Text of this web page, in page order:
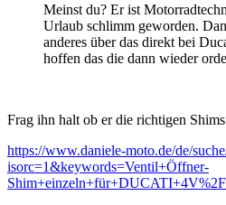
Meinst du? Er ist
Urlaub schlimm geworden.
anderes über das direkt bei
hoffen das die dann wieder
Frag ihn halt ob er die richtigen
https://www.daniele-moto.de/de/
isorc=1&keywords=Ventil+Öffner-